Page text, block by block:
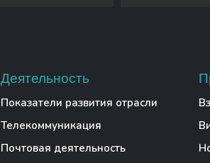
Деятельность
Показатели развития отрасли
Телекоммуникация
Почтовая деятельность